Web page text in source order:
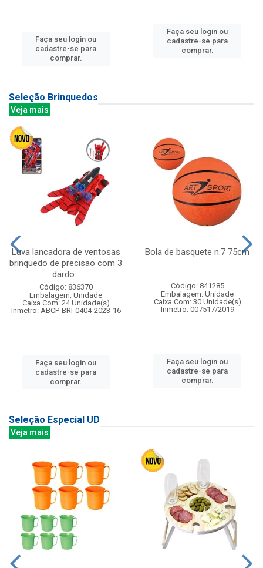
Faça seu login ou
cadastre-se para
comprar.
Faça seu login ou
cadastre-se para
comprar.
Seleção Brinquedos
Veja mais
Luva lancadora de ventosas
brinquedo de precisao com 3
dardo...
Código: 836370
Embalagem: Unidade
Caixa Com: 24 Unidade(s)
Inmetro: ABCP-BRI-0404-2023-16
Faça seu login ou
cadastre-se para
comprar.
Bola de basquete n.7 75cm
Código: 841285
Embalagem: Unidade
Caixa Com: 30 Unidade(s)
Inmetro: 007517/2019
Faça seu login ou
cadastre-se para
comprar.
Seleção Especial UD
Veja mais